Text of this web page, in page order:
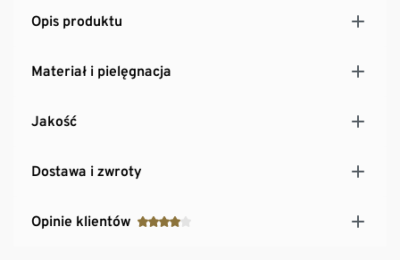
Opis produktu
Materiał i pielęgnacja
Jakość
Dostawa i zwroty
Opinie klientów